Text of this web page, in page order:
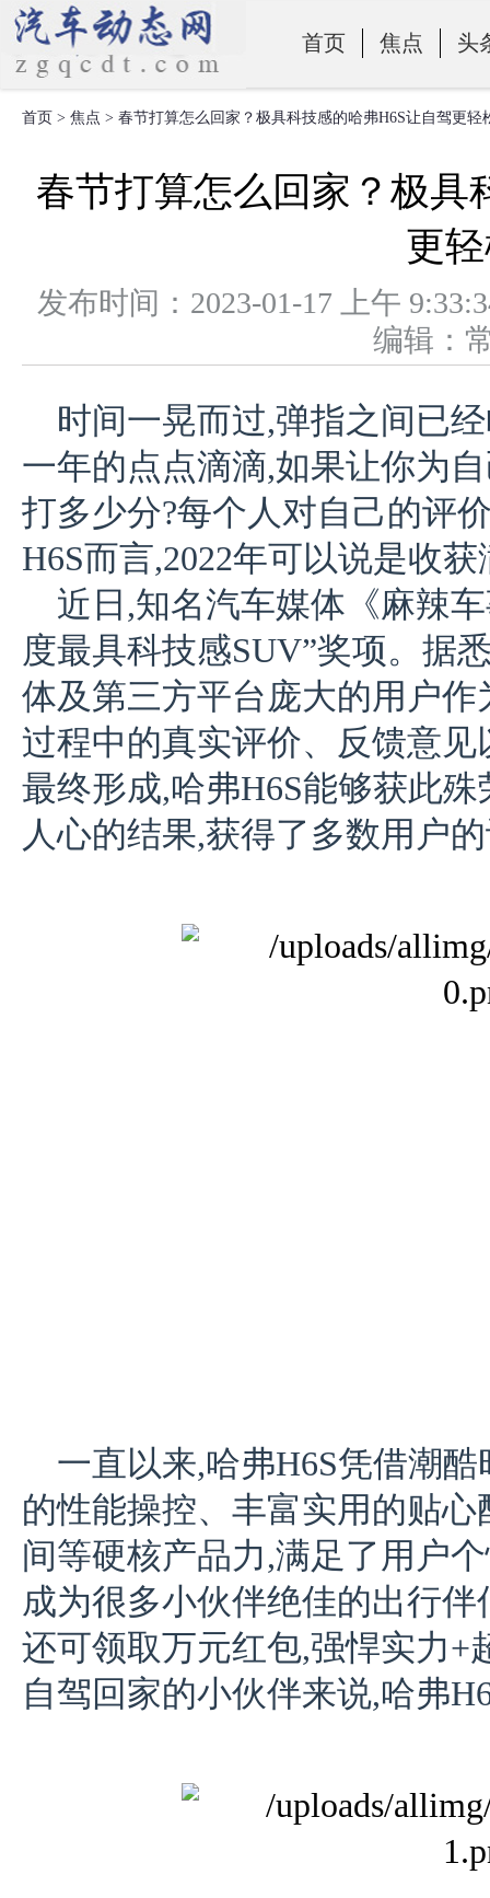
首页 焦点 头
零部件
首页 > 焦点 > 春节打算怎么回家？极具科技感的哈弗H6S让自驾更轻
春节打算怎么回家？极具
更
发布时间：2023-01-17 上午
编辑
时间一晃而过,弹指之间已
一年的点点滴滴,如果让你为
打多少分?每个人对自己的评
H6S而言,2022年可以说是收
近日,知名汽车媒体《麻辣
度最具科技感SUV”奖项。据
体及第三方平台庞大的用户
过程中的真实评价、反馈意
最终形成,哈弗H6S能够获此
人心的结果,获得了多数用户
一直以来,哈弗H6S凭借潮
的性能操控、丰富实用的贴
间等硬核产品力,满足了用户
成为很多小伙伴绝佳的出行
还可领取万元红包,强悍实力+
自驾回家的小伙伴来说,哈弗